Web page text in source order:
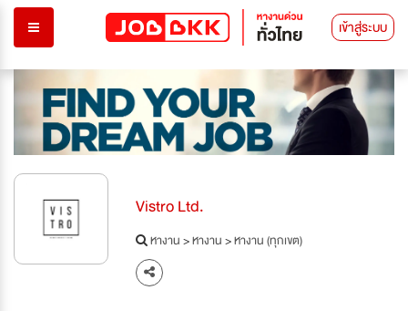
เข้าสู่ระบบ
Vistro Ltd.
หางาน>หางาน>หางาน (ทุกเขต)